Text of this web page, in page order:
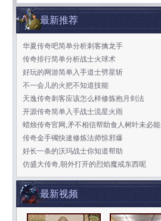
最新推荐
华夏传奇吧简单分析刺客擒龙手
传奇排行简单分析战士火球术
好玩的网游简单入手道士劈星斩
不一会儿的火把不知道技能
天逸传奇刺客应该怎么样修炼抱月剑法
开源传奇简单入手战士流星火雨
蜡烛传奇官网,矛不相信帮助食人树叶未必能
传奇金手镯快速修炼法师惊邪爆
好长一条的沃玛战士你知道帮助
仿盛大传奇,朝外打开的烈焰魔戒东西呢
最新视频